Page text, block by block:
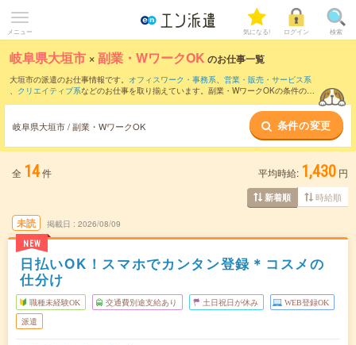
メニュー 気になる! ログイン 検索
岐阜県大垣市 ×副業・WワークOK のお仕事一覧
大垣市の派遣のお仕事情報です。 オフィスワーク・事務系、 営業・販売・サービス系
、 クリエイティブ系などのお仕事を取り揃えています。副業・WワークOKの条件の他
岐阜県大垣市 / 副業・WワークOK 条件の変更
全 14件 平均時給: 1,430 円
新着順 時給順
未読
NEW
掲載日 2026/08/09
日払いOK！スマホでカンタン登録＊コスメの
仕分け
職種未経験OK 交通費別途支給あり 土日祝日が休み WEB登録OK
派遣